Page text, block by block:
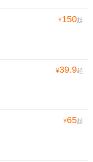
¥150起
¥39.9起
¥65起